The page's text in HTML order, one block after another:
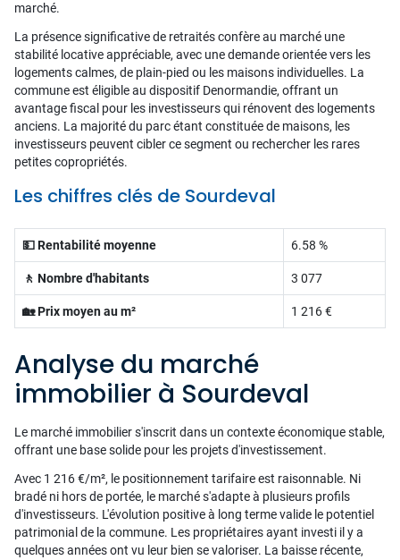
marché.
La présence significative de retraités confère au marché une
stabilité locative appréciable, avec une demande orientée vers les
logements calmes, de plain-pied ou les maisons individuelles. La
commune est éligible au dispositif Denormandie, offrant un
avantage fiscal pour les investisseurs qui rénovent des logements
anciens. La majorité du parc étant constituée de maisons, les
investisseurs peuvent cibler ce segment ou rechercher les rares
petites copropriétés.
Les chiffres clés de Sourdeval
💵 Rentabilité moyenne 6.58 %
🚶 Nombre d'habitants 3 077
🏡 Prix moyen au m² 1 216 €
Analyse du marché
immobilier à Sourdeval
Le marché immobilier s'inscrit dans un contexte économique stable,
offrant une base solide pour les projets d'investissement.
Avec 1 216 €/m², le positionnement tarifaire est raisonnable. Ni
bradé ni hors de portée, le marché s'adapte à plusieurs profils
d'investisseurs. L'évolution positive à long terme valide le potentiel
patrimonial de la commune. Les propriétaires ayant investi il y a
quelques années ont vu leur bien se valoriser. La baisse récente,